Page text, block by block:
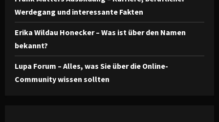
Werdegang und interessante Fakten
Erika Wildau Honecker – Was ist über den Namen
bekannt?
Lupa Forum – Alles, was Sie über die Online-
Community wissen sollten